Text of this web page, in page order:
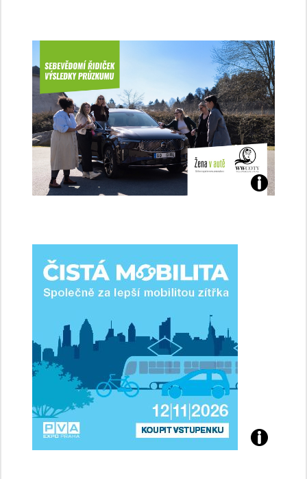
Jaké
Přijďte